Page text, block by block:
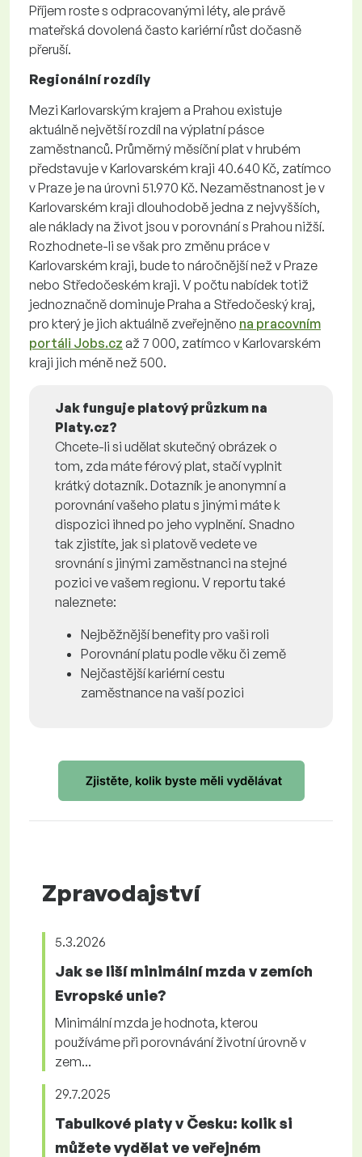
Příjem roste s odpracovanými léty, ale právě
mateřská dovolená často kariérní růst dočasně
přeruší.
Regionální rozdíly
Mezi Karlovarským krajem a Prahou existuje
aktuálně největší rozdíl na výplatní pásce
zaměstnanců. Průměrný měsíční plat v hrubém
představuje v Karlovarském kraji 40.640 Kč, zatímco
v Praze je na úrovni 51.970 Kč. Nezaměstnanost je v
Karlovarském kraji dlouhodobě jedna z nejvyšších,
ale náklady na život jsou v porovnání s Prahou nižší.
Rozhodnete-li se však pro změnu práce v
Karlovarském kraji, bude to náročnější než v Praze
nebo Středočeském kraji. V počtu nabídek totiž
jednoznačně dominuje Praha a Středočeský kraj,
pro který je jich aktuálně zveřejněno na pracovním
portáli Jobs.cz až 7 000, zatímco v Karlovarském
kraji jich méně než 500.
Jak funguje platový průzkum na
Platy.cz?
Chcete-li si udělat skutečný obrázek o
tom, zda máte férový plat, stačí vyplnit
krátký dotazník. Dotazník je anonymní a
porovnání vašeho platu s jinými máte k
dispozici ihned po jeho vyplnění. Snadno
tak zjistíte, jak si platově vedete ve
srovnání s jinými zaměstnanci na stejné
pozici ve vašem regionu. V reportu také
naleznete:
Nejběžnější benefity pro vaši roli
Porovnání platu podle věku či země
Nejčastější kariérní cestu
zaměstnance na vaší pozici
Zpravodajství
5.3.2026
Jak se liší minimální mzda v zemích
Evropské unie?
Minimální mzda je hodnota, kterou
používáme při porovnávání životní úrovně v
zem...
29.7.2025
Tabulkové platy v Česku: kolik si
můžete vydělat ve veřejném